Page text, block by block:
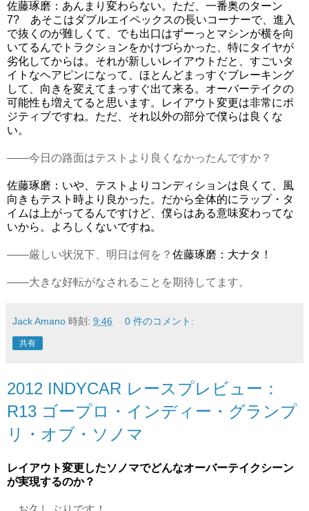
佐藤琢磨：あんまり変わらない。ただ、一番奥のターン
7? あそこはダブルエイペックスの長いコーナーで、進入
で抜くのが難しくて、でも出口はずーっとマシンが横を向
いてるんでトラクションをかけづらかった、特にタイヤが
劣化してからは。それが新しいレイアウトだと、すごいタ
イトなヘアピンになって、ほとんどまっすぐブレーキング
して、向きを変えてまっすぐ出て来る。オーバーテイクの
可能性も増えてると思います。レイアウト変更は非常にポ
ジティブですね。ただ、それ以外の部分で僕らは良くな
い。
――今日の路面はテストより良くなかったんですか？
佐藤琢磨：いや、テストよりコンディションは良くて、風
向きもテスト時より良かった。だから全体的にラップ・タ
イムは上がってるんですけど、僕らはある意味変わってな
いから。よろしくないですね。
――厳しい状況下、明日は何を？ 佐藤琢磨：大ナタ！
――大きな好転がなされることを期待してます。
Jack Amano 時刻: 9:46 0 件のコメント:
共有
2012 INDYCAR レースプレビュー：
R13 ゴープロ・インディー・グランプ
リ・オブ・ソノマ
レイアウト変更したソノマでどんなオーバーテイクシーン
が実現するのか？